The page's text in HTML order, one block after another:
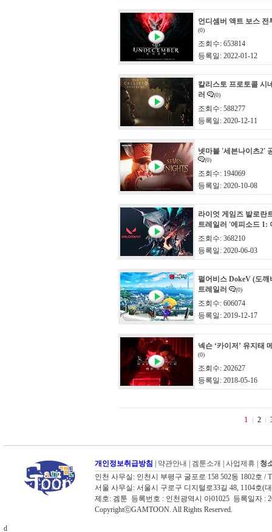
언디셈버 액트 보스 전
(0)
조회수: 653814
등록일: 2022-01-12
칼리스토 프로토콜 시
러
(0)
조회수: 588277
등록일: 2020-12-11
넷마블 '세븐나이츠2'
(0)
조회수: 194069
등록일: 2020-10-08
라이엇 게임즈 발로란
트레일러 '에피소드 1:
조회수: 368210
등록일: 2020-06-03
펄어비스 DokeV (도깨
트레일러
(0)
조회수: 606074
등록일: 2019-12-17
넥슨 ‘카이저’ 유지태
(0)
조회수: 202627
등록일: 2018-05-16
1 2
개인정보취급방침 약관안내 겜툰소개 사업제휴
청
인천 사무실: 인천시 부평구 굴포로 158 502동 1802호 /
서울 사무실: 서울시 구로구 디지털로33길 48, 1104호(
제호: 겜툰 등록번호 : 인천광역시 아01025 등록일자 :
CopyrightⓒGAMTOON. All Rights Reserved.
d